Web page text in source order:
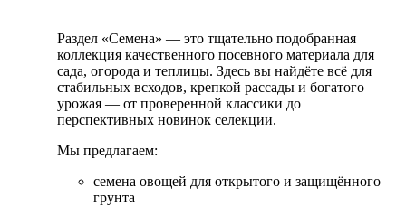
Раздел «Семена» — это тщательно подобранная
коллекция качественного посевного материала для
сада, огорода и теплицы. Здесь вы найдёте всё для
стабильных всходов, крепкой рассады и богатого
урожая — от проверенной классики до
перспективных новинок селекции.
Мы предлагаем:
семена овощей для открытого и защищённого
грунта